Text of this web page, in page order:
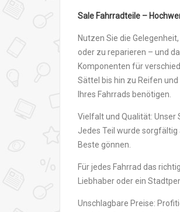
Sale Fahrradteile –
Nutzen Sie die
oder zu reparieren – und
Komponenten für
Sättel bis hin zu Reifen
Ihres Fahrrads benötigen.
Vielfalt und Qualität: Unser
Jedes Teil wurde
Beste gönnen.
Für jedes Fahrrad das
Liebhaber oder ein
Unschlagbare Preise: